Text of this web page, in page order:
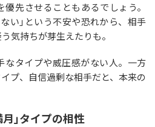
先させることもあるでしょう。
い｣という不安や恐れから、相手
気持ちが芽生えたりも。
なタイプや威圧感がない人。一方
プ、自信過剰な相手だと、本来の
｣タイプの相性